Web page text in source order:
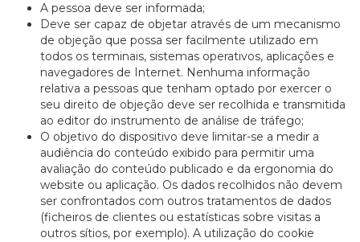
A pessoa deve ser informada;
Deve ser capaz de objetar através de um mecanismo
de objeção que possa ser facilmente utilizado em
todos os terminais, sistemas operativos, aplicações e
navegadores de Internet. Nenhuma informação
relativa a pessoas que tenham optado por exercer o
seu direito de objeção deve ser recolhida e transmitida
ao editor do instrumento de análise de tráfego;
O objetivo do dispositivo deve limitar-se a medir a
audiência do conteúdo exibido para permitir uma
avaliação do conteúdo publicado e da ergonomia do
website ou aplicação. Os dados recolhidos não devem
ser confrontados com outros tratamentos de dados
(ficheiros de clientes ou estatísticas sobre visitas a
outros sítios, por exemplo). A utilização do cookie